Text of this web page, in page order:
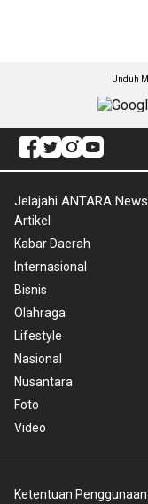
Unduh
Jelajahi ANTARA
Artikel
Kabar Daerah
Internasional
Bisnis
Olahraga
Lifestyle
Nasional
Nusantara
Foto
Video
Ketentuan Penggunaan